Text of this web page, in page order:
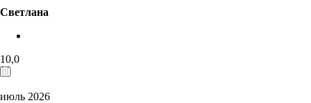
Светлана
10,0
июль 2026